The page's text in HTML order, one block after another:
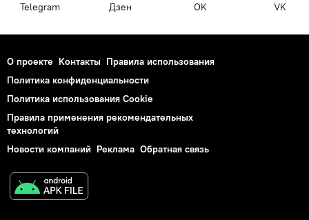
Telegram Дзен OK VK
О проекте Контакты Правила использования
Политика конфиденциальности
Политика использования Cookie
Правила применения рекомендательных
технологий
Новости компаний Реклама Обратная связь